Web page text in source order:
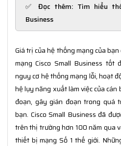
✅ Đọc thêm: Tìm hiểu
Business
Giá trị của hệ thống mạng của
mạng Cisco Small Business tốt
nguy cơ hệ thống mạng lỗi, hoạt
hệ lụy năng xuất làm việc của
đoạn, gây gián đoạn trong quá
bạn. Cisco Small Business đã
trên thị trường hơn 100 năm qua
thiết bị mạng Số 1 thế giới.